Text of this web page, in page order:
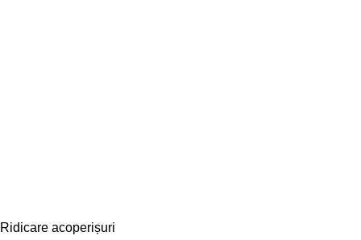
Ridicare acoperișuri